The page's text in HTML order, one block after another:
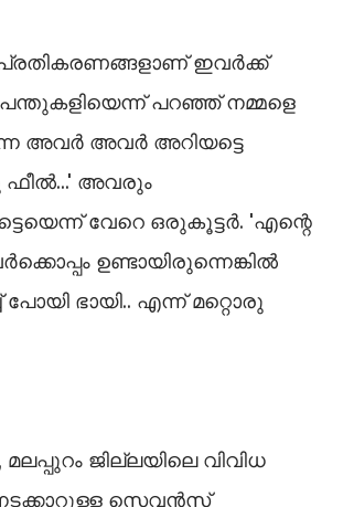
ഇവർക്ക്
പറഞ്ഞ് നമ്മളെ
അവര്‍ അവര്‍ അറിയട്ടെ
ഫീല്‍...' അവരും
വേറെ ഒരുകൂട്ടർ. 'എന്റെ
ഉണ്ടായിരുന്നെങ്കിൽ
ഭായി.. എന്ന് മറ്റൊരു
ജില്ലയിലെ വിവിധ
സെവൻസ്